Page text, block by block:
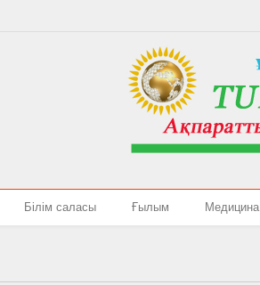
Білім саласы Ғылым Медицина